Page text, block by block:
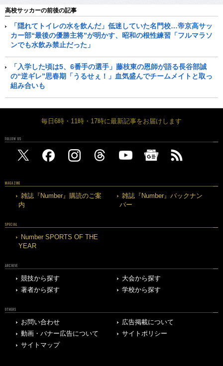
高校サッカーの前後の記事
「隠れてトイレの水を飲んだ」低迷していた名門校…帝京高サッ
カー部“最後の優勝主将”が明かす、昭和の根性練習「フルマラソ
ンでも水飲み禁止だった」
「入学した頃は5、6番手の選手」藤枝東の恩師が語る長谷部誠
の“逆ギレ”思春期「うるせぇ！」血気盛んでチームメイトと取っ
組み合いも
毎日6時・11時・17時に最新記事をお届けします
FOLLOW US
MAGAZINE
雑誌『Number』購読のご案
内
雑誌『Number』バックナン
バー
SPECIAL
Number SPORTS OF THE
YEAR
ARCHIVE
競技から探す
大会から探す
著者から探す
学校から探す
OTHERS
お問い合わせ
広告掲載について
動画・バナー広告について
サイトポリシー
サイトマップ